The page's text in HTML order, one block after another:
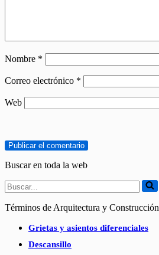
Nombre *
Correo electrónico *
Web
Buscar en toda la web
Buscar...
Términos de Arquitectura y Construcción
Grietas y asientos diferenciales
Descansillo